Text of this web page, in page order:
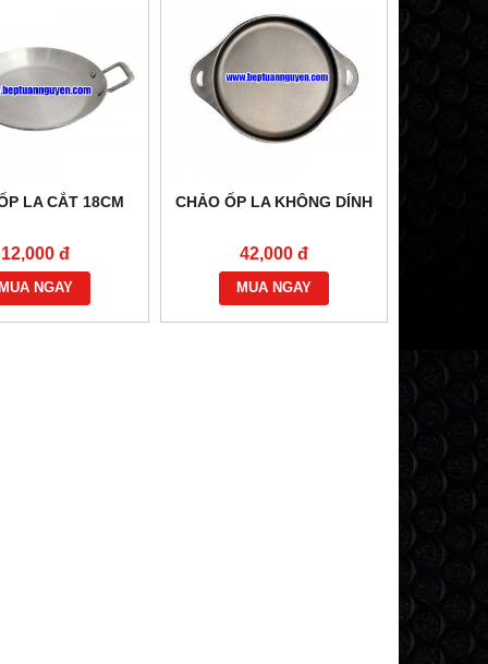
BẾP HÂM ĐƠN KHÔNG GÁY
LA CẮT 18CM
12,000 đ
NGAY
CHẢO ỐP LA KHÔNG DÍNH
42,000 đ
MUA NGAY